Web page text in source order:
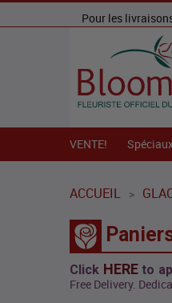
Pour les
VENTE!
ACCUEIL >
Click HEREto
Free Delivery.